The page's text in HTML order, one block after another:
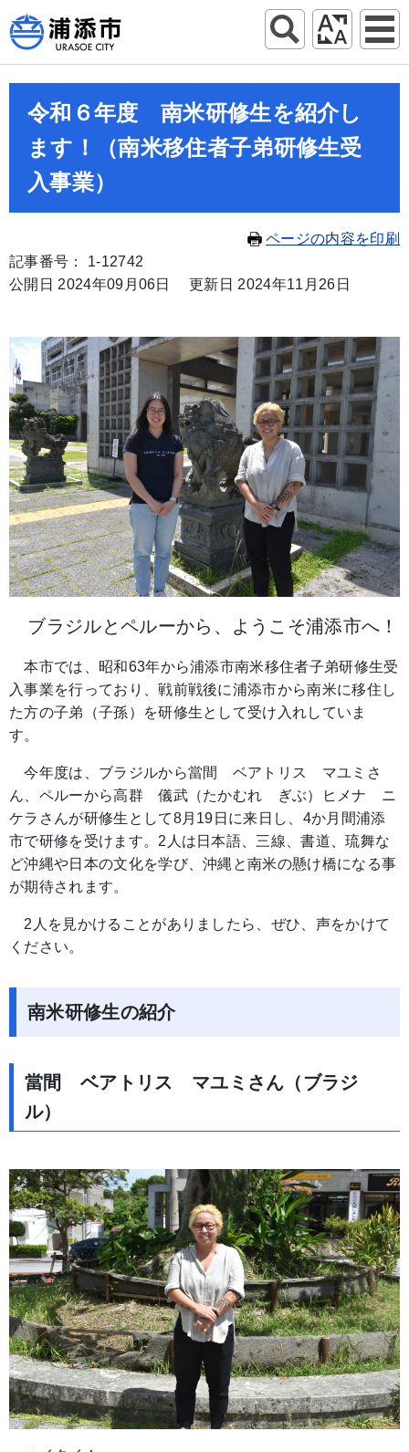
令和６年度 南米研修生を紹介し
ます！（南米移住者子弟研修生受
入事業）
ページの内容を印刷
記事番号： 1-12742
公開日 2024年09月06日
更新日 2024年11月26日
ブラジルとペルーから、ようこそ浦添市へ！
本市では、昭和63年から浦添市南米移住者子弟研修生受
入事業を行っており、戦前戦後に浦添市から南米に移住し
た方の子弟（子孫）を研修生として受け入れしていま
す。
今年度は、ブラジルから當間 ベアトリス マユミさ
ん、ペルーから高群 儀武（たかむれ ぎぶ）ヒメナ ニ
ケラさんが研修生として8月19日に来日し、4か月間浦添
市で研修を受けます。2人は日本語、三線、書道、琉舞な
ど沖縄や日本の文化を学び、沖縄と南米の懸け橋になる事
が期待されます。
2人を見かけることがありましたら、ぜひ、声をかけて
ください。
南米研修生の紹介
當間 ベアトリス マユミさん（ブラジ
ル）